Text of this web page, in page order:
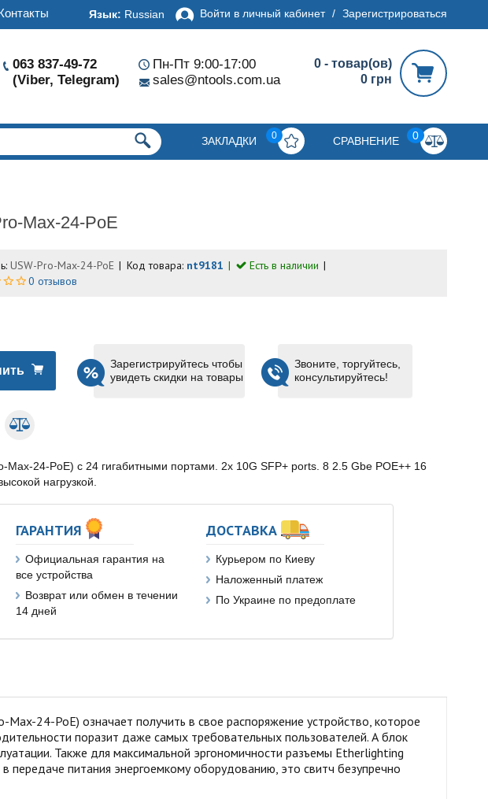
Язык: Russian Войти в личный кабинет / Зарегистрироваться
063 837-49-72
(Viber, Telegram)
Пн-Пт 9:00-17:00
sales@ntools.com.ua
0 - товар(ов)
0 грн
ЗАКЛАДКИ 0 СРАВНЕНИЕ 0
Max-24-PoE
USW-Pro-Max-24-PoE Код товара: nt9181
Есть в наличии
0 отзывов
Зарегистрируйтесь чтобы
увидеть скидки на товары
Звоните, торгуйтесь,
консультируйтесь!
Max-24-PoE) с 24 гигабитными портами. 2x 10G SFP+ ports. 8 2.5 Gbe POE++ 16
нагрузкой.
ГАРАНТИЯ
Официальная гарантия на
все устройства
Возврат или обмен в течении
14 дней
ДОСТАВКА
Курьером по Киеву
Наложенный платеж
По Украине по предоплате
Max-24-PoE) означает получить в свое распоряжение устройство, которое
поразит даже самых требовательных пользователей. А блок
Также для максимальной эргономичности разъемы Etherlighting
передаче питания энергоемкому оборудованию, это свитч безупречно